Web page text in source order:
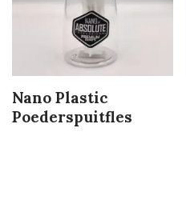
Nano Plastic
Poederspuitfles